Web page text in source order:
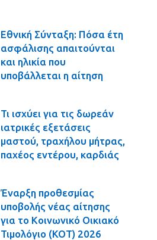
Εθνική Σύνταξη: Πόσα έτη
ασφάλισης απαιτούνται
και ηλικία που
υποβάλλεται η αίτηση
Τι ισχύει για τις δωρεάν
ιατρικές εξετάσεις
μαστού, τραχήλου μήτρας,
παχέος εντέρου, καρδιάς
Έναρξη προθεσμίας
υποβολής νέας αίτησης
για το Κοινωνικό Οικιακό
Τιμολόγιο (ΚΟΤ) 2026